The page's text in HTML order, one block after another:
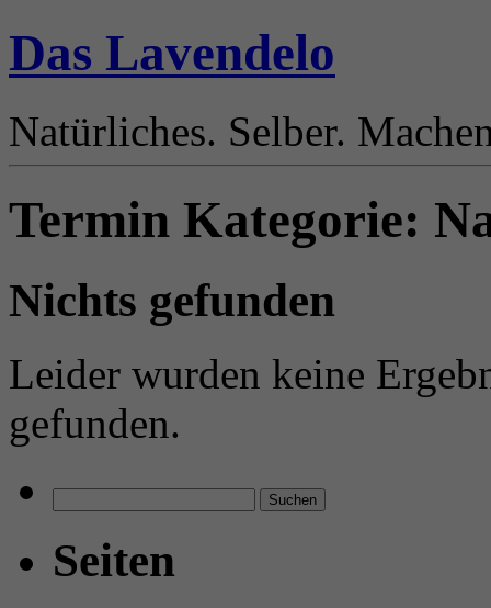
Das Lavendelo
Natürliches. Selber.
Termin Kategorie:
Nichts gefunden
Leider wurden keine
gefunden.
nach:
Seiten